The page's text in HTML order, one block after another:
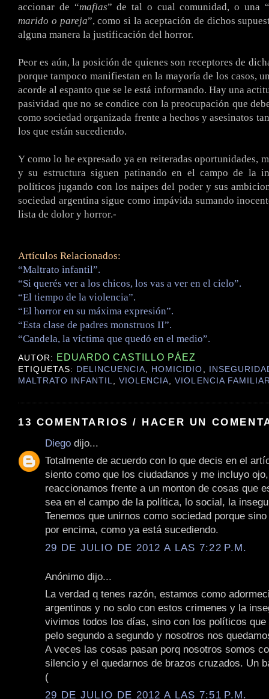
accionar de “mafias” de tal o cual comunidad, o una “
marido o pareja”, como si la aceptación de dichos
alguna manera la justificación del horror.
Peor es aún, la posición de quienes son receptores de
porque tampoco manifiestan en la mayoría de los casos,
acorde al espanto que se le está informando. Hay una
pasividad que no se condice con la preocupación que
como sociedad organizada frente a hechos y asesinatos
los que están sucediendo.
Y como lo he expresado ya en reiteradas oportunidades,
y su estructura siguen patinando en el campo de la
políticos jugando con los naipes del poder y sus
sociedad argentina sigue como impávida sumando
lista de dolor y horror.-
Artículos Relacionados:
“Maltrato infantil”.
“Si querés ver a los chicos, los vas a ver en el cielo”.
“El tiempo de la violencia”.
“El horror en su máxima expresión”.
“Esta clase de padres monstruos II”.
“Candela, la víctima que quedó en el medio”.
AUTOR: EDUARDO CASTILLO PÁEZ
ETIQUETAS: DELINCUENCIA, HOMICIDIO ,
MALTRATO INFANTIL,VIOLENCIA,VIOLENCIA
13 COMENTARIOS / HACER UN
Diego dijo...
Totalmente de acuerdo con lo que decis en el
siento como que los ciudadanos y me incluyo
reaccionamos frente a un monton de cosas que
sea en el campo de la política, lo social, la
Tenemos que unirnos como sociedad porque
por encima, como ya está sucediendo.
29 DE JULIO DE 2012 A LAS 7:22 P.M.
Anónimo dijo...
La verdad q tenes razón, estamos como
argentinos y no solo con estos crimenes y la
vivimos todos los días, sino con los políticos que
pelo segundo a segundo y nosotros nos
A veces las cosas pasan porq nosotros somos
silencio y el quedarnos de brazos cruzados. Un
(
29 DE JULIO DE 2012 A LAS 7:51 P.M.